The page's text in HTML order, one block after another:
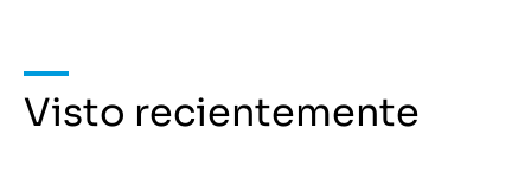
Visto recientemente